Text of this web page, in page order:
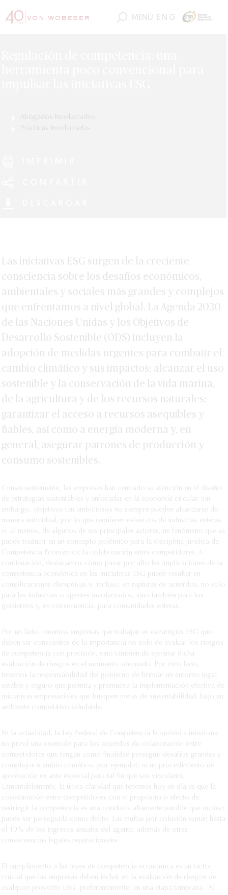
MENÚ ENG
Abogados Involucrados
Fernando Carreño
Prácticas Involucradas
Las iniciativas ESG surgen de la creciente
consciencia sobre los desafíos económicos,
ambientales y sociales más grandes y complejos
que enfrentamos a nivel global. La Agenda 2030
de las Naciones Unidas y los Objetivos de
Desarrollo Sostenible (ODS) incluyen la
adopción de medidas urgentes para combatir el
cambio climático y sus impactos; alcanzar el uso
sostenible y la conservación de la vida marina,
de la agricultura y de los recursos naturales;
garantizar el acceso a recursos asequibles y
fiables, así como a energía moderna y, en
general, asegurar patrones de producción y
consumo sostenibles.
Consecuentemente, las empresas han centrado su atención en el diseño
de estrategias sustentables y enfocadas en la economía circular. Sin
embargo, objetivos tan ambiciosos no siempre pueden alcanzarse de
manera individual, por lo que requieren esfuerzos de industrias enteras
o, al menos, de algunos de sus principales actores, un fenómeno que se
puede traducir en un concepto polémico para la disciplina jurídica de
Competencia Económica: la colaboración entre competidores. A
continuación, destacamos cómo pasar por alto las implicaciones de la
competencia económica en las iniciativas ESG puede resultar en
complicaciones disruptivas e, incluso, en rupturas de acuerdos, no solo
para las industrias o agentes involucrados, sino también para los
gobiernos y, en consecuencia, para comunidades enteras.
Por un lado, tenemos empresas que trabajan en estrategias ESG que
deben ser conscientes de la importancia no solo de evaluar los riesgos
de competencia con precisión, sino también de ejecutar dicha
evaluación de riesgos en el momento adecuado. Por otro lado,
tenemos la responsabilidad del gobierno de brindar un entorno legal
estable y seguro que permita y promueva la implementación efectiva de
iniciativas empresariales que busquen metas de sustentabilidad, bajo un
ambiente competitivo saludable.
En la actualidad, la Ley Federal de Competencia Económica mexicana
no prevé una exención para los acuerdos de colaboración entre
competidores que tengan como finalidad perseguir desafíos grandes y
complejos (cambio climático, por ejemplo), ni un procedimiento de
aprobación ex ante especial para tal fin que sea vinculante.
Lamentablemente, la única claridad que tenemos hoy en día es que la
coordinación entre competidores con el propósito o efecto de
restringir la competencia es una conducta altamente punible que incluso
puede ser perseguida como delito. Las multas por colusión suman hasta
el 10% de los ingresos anuales del agente, además de otras
consecuencias legales reputacionales.
El cumplimiento a las leyes de competencia económica es un factor
crucial que las empresas deben incluir en la evaluación de riesgos de
cualquier proyecto ESG -preferentemente, en una etapa temprana-. Al